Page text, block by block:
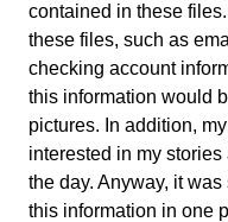
contained in these
these files, such as
checking account
this information would
pictures. In addition,
interested in my
the day. Anyway, it
this information in one